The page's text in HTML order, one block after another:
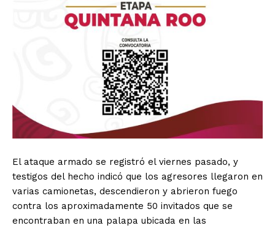
El ataque armado se registró el viernes pasado, y
testigos del hecho indicó que los agresores llegaron en
varias camionetas, descendieron y abrieron fuego
contra los aproximadamente 50 invitados que se
encontraban en una palapa ubicada en las